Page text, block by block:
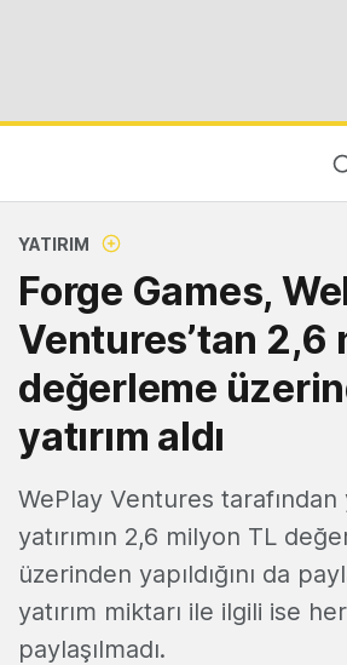
YATIRIM
Forge Games,
Ventures’tan 2,6
değerleme
yatırım aldı
WePlay Ventures tarafından
yatırımın 2,6 milyon TL
üzerinden yapıldığını da
yatırım miktarı ile ilgili ise
paylaşılmadı.